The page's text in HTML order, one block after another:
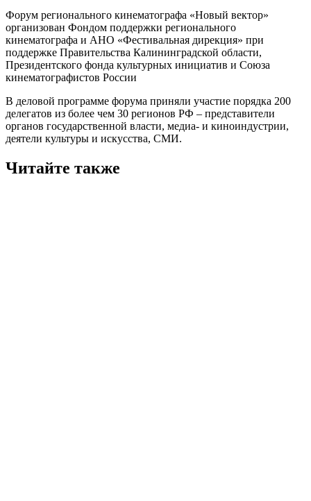
Форум регионального кинематографа «Новый вектор»
организован Фондом поддержки регионального
кинематографа и АНО «Фестивальная дирекция» при
поддержке Правительства Калининградской области,
Президентского фонда культурных инициатив и Союза
кинематографистов России
В деловой программе форума приняли участие порядка 200
делегатов из более чем 30 регионов РФ – представители
органов государственной власти, медиа- и киноиндустрии,
деятели культуры и искусства, СМИ.
Читайте также